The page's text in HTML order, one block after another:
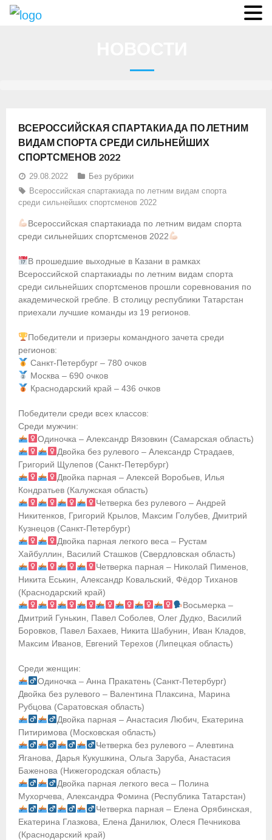
О гребле
- История гребли
Новости
Регламенты и результаты
Приобретение спортивной страховки
Документы
- Архив документов
- Нормативные документы
- Подготовка спортивного резерва
- Правила гребного спорта
Организации
Персоналии
Антидопинг
- Документы
- Контакты
- Информация для спортсменов и персонала
- Пул тестирования РУСАДА
Судейство
- Коллегия спортивных судей ФГСР
- Документы
Пресса о нас
- Пресса о ФГСР в 2015
- Пресса о ФГСР в 2016
ВСЕРОССИЙСКАЯ СПАРТАКИАДА ПО ЛЕТНИМ
ВИДАМ СПОРТА СРЕДИ СИЛЬНЕЙШИХ
СПОРТСМЕНОВ 2022
29.08.2022
Без рубрики
Всероссийская спартакиада по летним видам спорта
среди сильнейших спортсменов 2022
Всероссийская спартакиада по летним видам спорта
среди сильнейших спортсменов 2022
В прошедшие выходные в Казани в рамках
Всероссийской спартакиады по летним видам спорта
среди сильнейших спортсменов прошли соревнования по
академической гребле. В столицу республики Татарстан
приехали лучшие команды из 19 регионов.
Победители и призеры командного зачета среди
регионов:
Санкт-Петербург – 780 очков
Москва – 690 очков
Краснодарский край – 436 очков
Победители среди всех классов:
Среди мужчин:
Одиночка – Александр Вязовкин (Самарская область)
Двойка без рулевого – Александр Страдаев,
Григорий Щулепов (Санкт-Петербург)
Двойка парная – Алексей Воробьев, Илья
Кондратьев (Калужская область)
Четверка без рулевого – Андрей
Никитенков, Григорий Крылов, Максим Голубев, Дмитрий
Кузнецов (Санкт-Петербург)
Двойка парная легкого веса – Рустам
Хайбуллин, Василий Сташков (Свердловская область)
Четверка парная – Николай Пименов,
Никита Еськин, Александр Ковальский, Фёдор Тиханов
(Краснодарский край)
Восьмерка –
Дмитрий Гунькин, Павел Соболев, Олег Дудко, Василий
Боровков, Павел Бахаев, Никита Шабунин, Иван Кладов,
Максим Иванов, Евгений Терехов (Липецкая область)
Среди женщин:
Одиночка – Анна Пракатень (Санкт-Петербург)
Двойка без рулевого – Валентина Плаксина, Марина
Рубцова (Саратовская область)
Двойка парная – Анастасия Любич, Екатерина
Питиримова (Московская область)
Четверка без рулевого – Алевтина
Яганова, Дарья Кукушкина, Ольга Заруба, Анастасия
Баженова (Нижегородская область)
Двойка парная легкого веса – Полина
Мухорчева, Александра Фомина (Республика Татарстан)
Четверка парная – Елена Орябинская,
Екатерина Глазкова, Елена Данилюк, Олеся Печникова
(Краснодарский край)